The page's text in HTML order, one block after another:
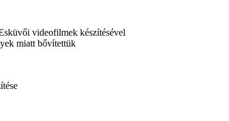
videofilmek készítésével
miatt bővítettük